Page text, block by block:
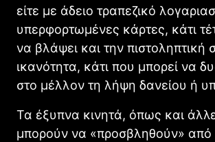
είτε με άδειο τραπεζικό
υπερφορτωμένες κάρτες, κάτι
να βλάψει και την πιστοληπτική
ικανότητα, κάτι που μπορεί να
στο μέλλον τη λήψη δανείου ή
Τα έξυπνα κινητά, όπως και
μπορούν να «προσβληθούν»